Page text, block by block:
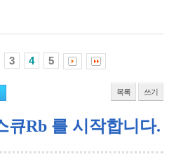
3 4 5
목록 쓰기
큐Rb 를 시작합니다.